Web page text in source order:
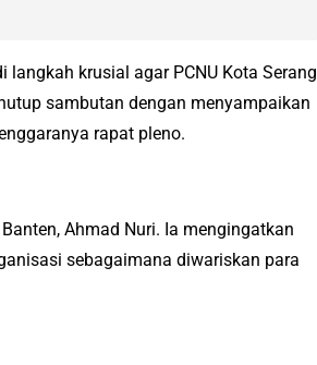
krusial agar PCNU Kota Serang
sambutan dengan menyampaikan
rapat pleno.
Ahmad Nuri. Ia mengingatkan
sebagaimana diwariskan para